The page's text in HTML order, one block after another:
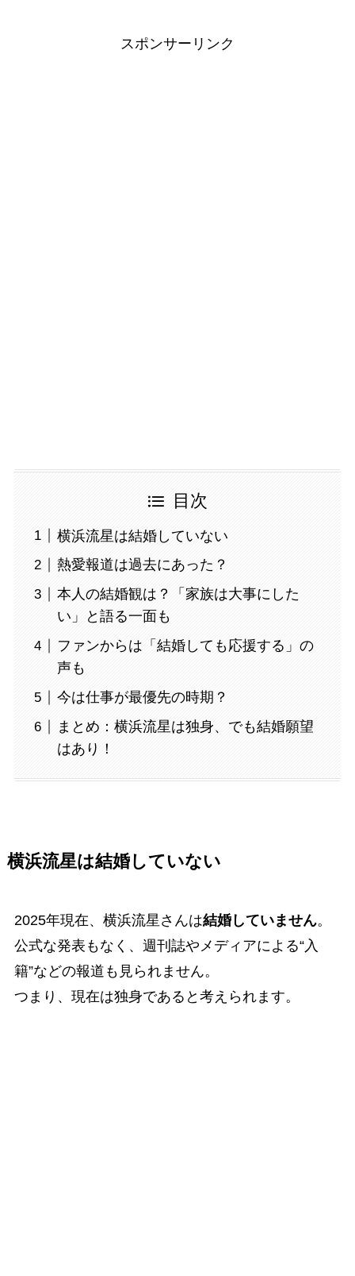
スポンサーリンク
目次
横浜流星は結婚していない
熱愛報道は過去にあった？
本人の結婚観は？「家族は大事にした
い」と語る一面も
ファンからは「結婚しても応援する」の
声も
今は仕事が最優先の時期？
まとめ：横浜流星は独身、でも結婚願望
はあり！
横浜流星は結婚していない
2025年現在、横浜流星さんは結婚していません。
公式な発表もなく、週刊誌やメディアによる“入
籍”などの報道も見られません。
つまり、現在は独身であると考えられます。